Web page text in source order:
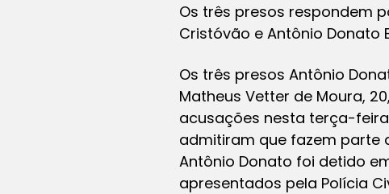
Os três presos respondem
Cristóvão e Antônio Donato
Os três presos Antônio
Matheus Vetter de Moura,
acusações nesta terça-
admitiram que fazem parte
Antônio Donato foi detido
apresentados pela Polícia